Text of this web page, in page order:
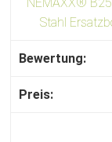
Stahl